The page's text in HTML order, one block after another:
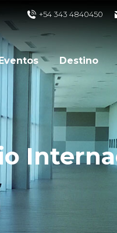
+54 343 4840450
Destino